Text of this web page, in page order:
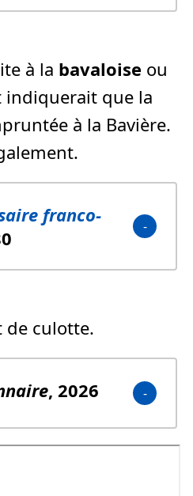
à la bavaloise ou
indiquerait que la
à la Bavière.
franco-
de culotte.
, 2026